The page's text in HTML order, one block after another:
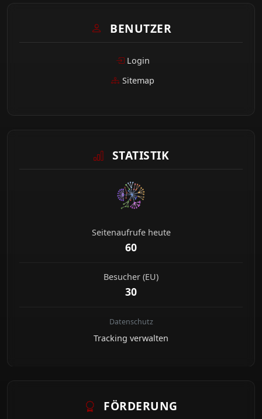
BENUTZER
Login
Sitemap
STATISTIK
Seitenaufrufe heute
60
Besucher (EU)
30
Datenschutz
Tracking verwalten
FÖRDERUNG